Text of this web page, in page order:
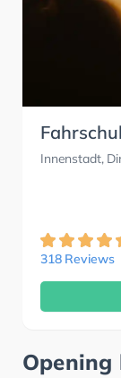
Innenstadt,
318 Reviews
Opening